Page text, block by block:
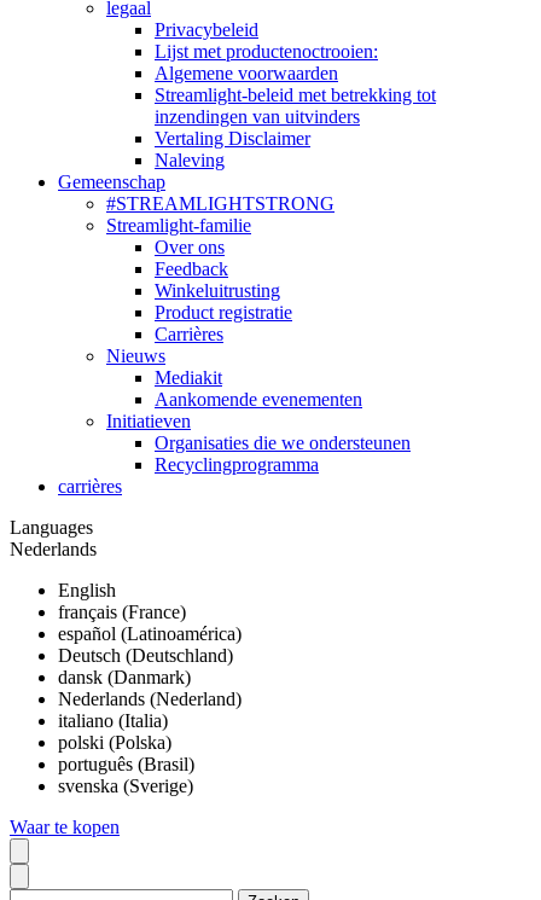
legaal
Privacybeleid
Lijst met productenoctrooien:
Algemene voorwaarden
Streamlight-beleid met betrekking tot
inzendingen van uitvinders
Vertaling Disclaimer
Naleving
Gemeenschap
#STREAMLIGHTSTRONG
Streamlight-familie
Over ons
Feedback
Winkeluitrusting
Product registratie
Carrières
Nieuws
Mediakit
Aankomende evenementen
Initiatieven
Organisaties die we ondersteunen
Recyclingprogramma
carrières
Languages
Nederlands
English
français (France)
español (Latinoamérica)
Deutsch (Deutschland)
dansk (Danmark)
Nederlands (Nederland)
italiano (Italia)
polski (Polska)
português (Brasil)
svenska (Sverige)
Waar te kopen